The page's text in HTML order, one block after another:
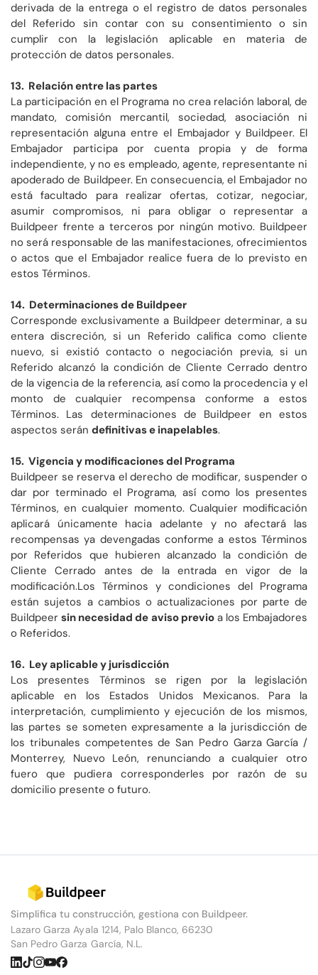
derivada de la entrega o el registro de datos personales
del Referido sin contar con su consentimiento o sin
cumplir con la legislación aplicable en materia de
protección de datos personales.
13. Relación entre las partes
La participación en el Programa no crea relación laboral, de
mandato, comisión mercantil, sociedad, asociación ni
representación alguna entre el Embajador y Buildpeer. El
Embajador participa por cuenta propia y de forma
independiente, y no es empleado, agente, representante ni
apoderado de Buildpeer. En consecuencia, el Embajador no
está facultado para realizar ofertas, cotizar, negociar,
asumir compromisos, ni para obligar o representar a
Buildpeer frente a terceros por ningún motivo. Buildpeer
no será responsable de las manifestaciones, ofrecimientos
o actos que el Embajador realice fuera de lo previsto en
estos Términos.
14. Determinaciones de Buildpeer
Corresponde exclusivamente a Buildpeer determinar, a su
entera discreción, si un Referido califica como cliente
nuevo, si existió contacto o negociación previa, si un
Referido alcanzó la condición de Cliente Cerrado dentro
de la vigencia de la referencia, así como la procedencia y el
monto de cualquier recompensa conforme a estos
Términos. Las determinaciones de Buildpeer en estos
aspectos serán definitivas e inapelables.
15. Vigencia y modificaciones del Programa
Buildpeer se reserva el derecho de modificar, suspender o
dar por terminado el Programa, así como los presentes
Términos, en cualquier momento. Cualquier modificación
aplicará únicamente hacia adelante y no afectará las
recompensas ya devengadas conforme a estos Términos
por Referidos que hubieren alcanzado la condición de
Cliente Cerrado antes de la entrada en vigor de la
modificación.Los Términos y condiciones del Programa
están sujetos a cambios o actualizaciones por parte de
Buildpeersin necesidad de aviso previoa los Embajadores
o Referidos.
16. Ley aplicable y jurisdicción
Los presentes Términos se rigen por la legislación
aplicable en los Estados Unidos Mexicanos. Para la
interpretación, cumplimiento y ejecución de los mismos,
las partes se someten expresamente a la jurisdicción de
los tribunales competentes de San Pedro Garza García /
Monterrey, Nuevo León, renunciando a cualquier otro
fuero que pudiera corresponderles por razón de su
domicilio presente o futuro.
Simplifica tu construcción, gestiona con Buildpeer.
Lazaro Garza Ayala 1214, Palo Blanco, 66230
San Pedro Garza García, N.L.